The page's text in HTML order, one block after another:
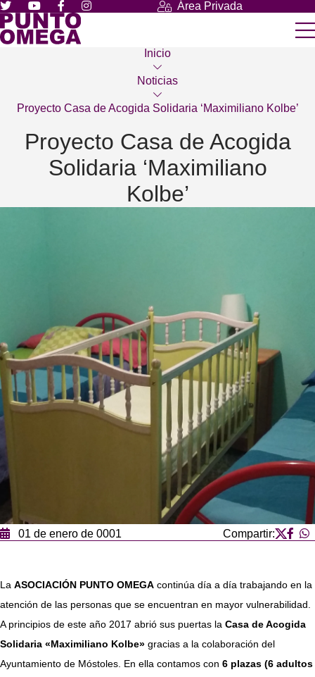
Área Privada
Inicio
Noticias
Proyecto Casa de Acogida Solidaria ‘Maximiliano Kolbe’
Proyecto Casa de Acogida
Solidaria ‘Maximiliano
Kolbe’
01 de enero de 0001 Compartir:
La ASOCIACIÓN PUNTO OMEGA ​ continúa día a día trabajando en la
atención de las personas que se encuentran en mayor vulnerabilidad.
A principios de este año 2017 abrió sus puertas la Casa de Acogida
Solidaria «Maximiliano Kolbe» gracias a la colaboración del
Ayuntamiento de Móstoles​. En ella contamos con 6 plazas (6 adultos